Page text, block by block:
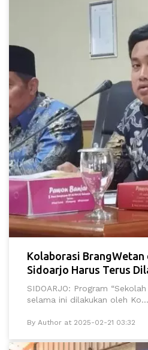
Kolaborasi BrangWetan
Sidoarjo Harus Terus
SIDOARJO: Program
selama ini dilakukan oleh Ko...
By Author at 2025-02-21 03:32